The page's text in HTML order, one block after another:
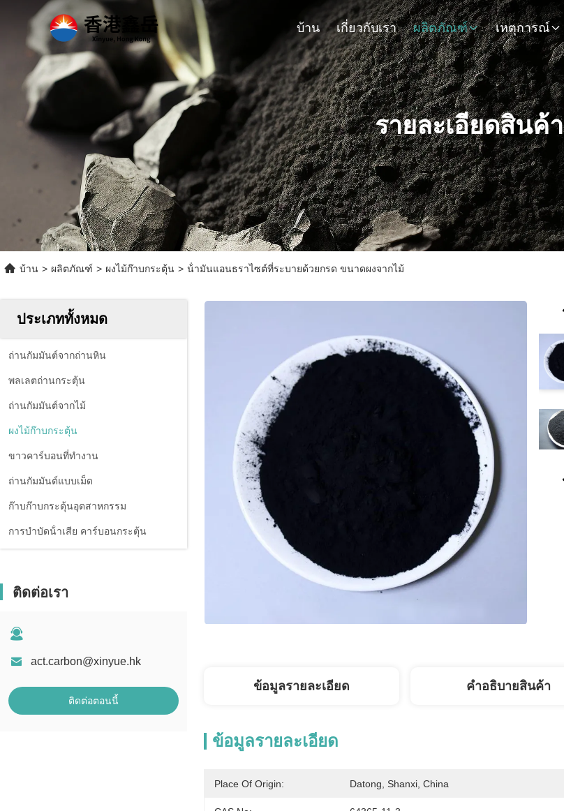
บ้าน เกี่ยวกับเรา ผลิตภัณฑ์ เหตุการณ์
รายละเอียดสินค้า
บ้าน > ผลิตภัณฑ์ > ผงไม้ก๊าบกระตุ้น > น้ํามันแอนธราไซต์ที่ระบายด้วยกรด ขนาดผงจากไม้
ประเภททั้งหมด
ถ่านกัมมันต์จากถ่านหิน
พลเลตถ่านกระตุ้น
ถ่านกัมมันต์จากไม้
ผงไม้ก๊าบกระตุ้น
ขาวคาร์บอนที่ทํางาน
ถ่านกัมมันต์แบบเม็ด
ก๊าบก๊าบกระตุ้นอุตสาหกรรม
การบําบัดน้ําเสีย คาร์บอนกระตุ้น
ติดต่อเรา
act.carbon@xinyue.hk
ติดต่อตอนนี้
ข้อมูลรายละเอียด คําอธิบายสินค้า
ข้อมูลรายละเอียด
Place Of Origin: Datong, Shanxi, China